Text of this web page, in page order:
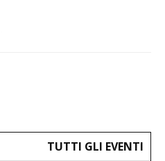
TUTTI GLI EVENTI